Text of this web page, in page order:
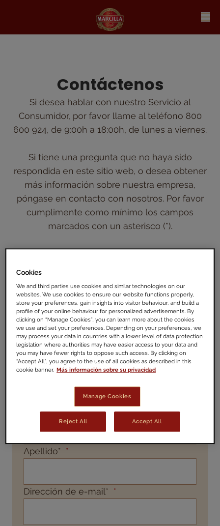
Contáctenos
Si desea hablar con nuestro Servicio al
Consumidor, por favor llame al teléfono 800
600 924, de 9:00h a 18:00h, de lunes a viernes.
Si tiene una pregunta que no haya sido
respondida en este sitio web, o desea obtener
más información sobre nuestra empresa,
póngase en contacto con nosotros. Por favor
cumplimente como mínimo los campos
marcados con un asterisco (*).
Por favor seleccione tema
-- Seleccione una opción --
Por favor seleccione motivo de contacto
-- Seleccione una opción --
Nombre
Apellido*
Dirección de e-mail*
Cookies
We and third parties use cookies and similar technologies on our
websites. We use cookies to ensure our website functions properly,
store your preferences, gain insights into visitor behaviour, and build a
profile of your online behaviour for personalized advertisements. By
clicking on “Manage Cookies”, you can learn more about the cookies
we use and set your preferences. Depending on your preferences, we
may process your data in countries with a lower level of data protection
legislation where authorities may have easier access to your data and
you may have fewer rights to oppose such access. By clicking on
“Accept All”, you agree to the use of all cookies as described in this
cookie banner. Más información sobre su privacidad
Manage Cookies
Reject All Accept All